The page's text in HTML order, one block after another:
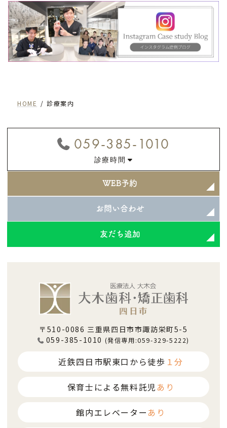
HOME 診療案内
059-385-1010
診療時間
WEB予約
お問い合わせ
友だち追加
〒510-0086 三重県四日市市諏訪栄町5-5
059-385-1010 (発信専用:059-329-5222)
近鉄四日市駅東口から徒歩 １分
保育士による無料託児 あり
館内エレベーター あり